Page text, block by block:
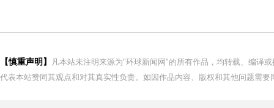
【慎重声明】
凡本站未注明来源为"环球新闻网"的所有作品，均转载、编译
代表本站赞同其观点和对其真实性负责。如因作品内容、版权和其他问题需